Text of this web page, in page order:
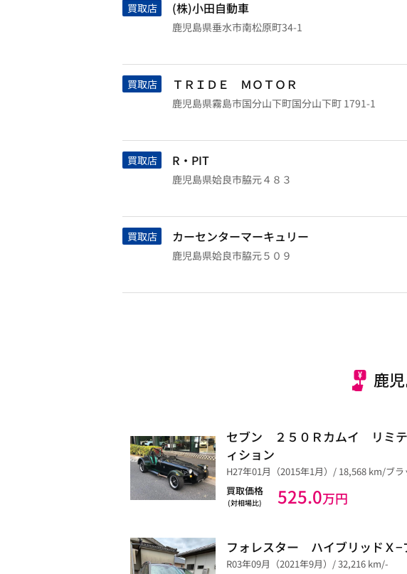
買取店 (株)小田自動車
鹿児島県垂水市南松原町34-1
買取店 ＴＲＩＤＥ ＭＯＴＯＲ
鹿児島県霧島市国分山下町国分山下町 1791-1
買取店 R・PIT
鹿児島県姶良市脇元４８３
買取店 カーセンターマーキュリー
鹿児島県姶良市脇元５０９
鹿
セブン ２５０Ｒカムイ リミ
ィション
H27年01月（2015年1月）/ 18,568 km/ブラ
買取価格
(対相場比) 525.0万円
フォレスター ハイブリッドＸ−
R03年09月（2021年9月）/ 32,216 km/-